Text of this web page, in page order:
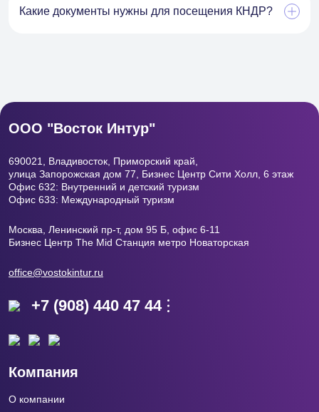
Какие документы нужны для посещения КНДР?
Компания
О компании
ООО "Восток Интур"
690021, Владивосток, Приморский край,
улица Запорожская дом 77, Бизнес Центр Сити Холл, 6 этаж
Офис 632: Внутренний и детский туризм
Офис 633: Международный туризм
Москва, Ленинский пр-т, дом 95 Б, офис 6-11
Бизнес Центр The Mid Станция метро Новаторская
office@vostokintur.ru
+7 (908) 440 47 44